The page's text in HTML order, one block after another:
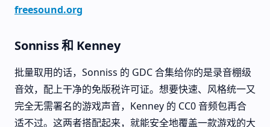
freesound.org
Sonniss 和 Kenney
批量取用的话，Sonniss 的 GDC 合集给你的是录音棚级
音效，配上干净的免版税许可证。想要快速、风格统一又
完全无需署名的游戏声音，Kenney 的 CC0 音频包再合
适不过。这两者搭配起来，就能安全地覆盖一款游戏的大